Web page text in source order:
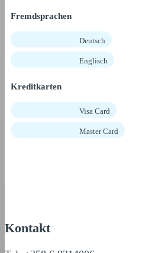
Fremdsprachen
Deutsch
Englisch
Kreditkarten
Visa Card
Master Card
Kontakt